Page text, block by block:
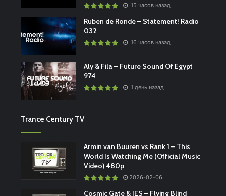
15 часов назад
Ruben de Ronde – Statement! Radio
032
16 часов назад
Aly & Fila – Future Sound Of Egypt
974
1 день назад
Trance Century TV
Armin van Buuren vs Rank 1 – This
World Is Watching Me (Official Music
Video) 480p
2026-02-06
Cosmic Gate & JES – Flying Blind